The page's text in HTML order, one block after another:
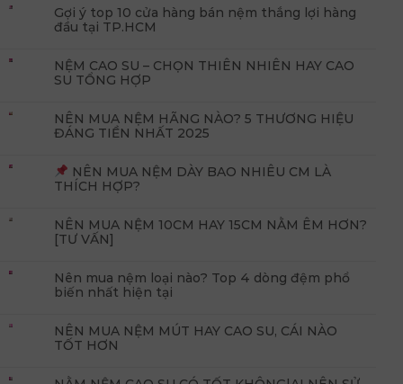
Gợi ý top 10 cửa hàng bán nệm thắng lợi hàng
đầu tại TP.HCM
NỆM CAO SU – CHỌN THIÊN NHIÊN HAY CAO
SU TỔNG HỢP
NÊN MUA NỆM HÃNG NÀO? 5 THƯƠNG HIỆU
ĐÁNG TIỀN NHẤT 2025
NÊN MUA NỆM DÀY BAO NHIÊU CM LÀ
THÍCH HỢP?
NÊN MUA NỆM 10CM HAY 15CM NẰM ÊM HƠN?
[TƯ VẤN]
Nên mua nệm loại nào? Top 4 dòng đệm phổ
biến nhất hiện tại
NÊN MUA NỆM MÚT HAY CAO SU, CÁI NÀO
TỐT HƠN